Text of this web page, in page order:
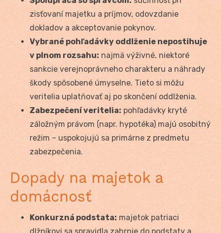
zisťovaní majetku a príjmov, odovzdanie
dokladov a akceptovanie pokynov.
Vybrané pohľadávky oddlženie nepostihuje
v plnom rozsahu: najmä výživné, niektoré
sankcie verejnoprávneho charakteru a náhrady
škody spôsobené úmyselne. Tieto si môžu
veritelia uplatňovať aj po skončení oddlženia.
Zabezpečení veritelia: pohľadávky kryté
záložným právom (napr. hypotéka) majú osobitný
režim – uspokojujú sa primárne z predmetu
zabezpečenia.
Dopady na majetok a
domácnosť
Konkurzná podstata: majetok patriaci